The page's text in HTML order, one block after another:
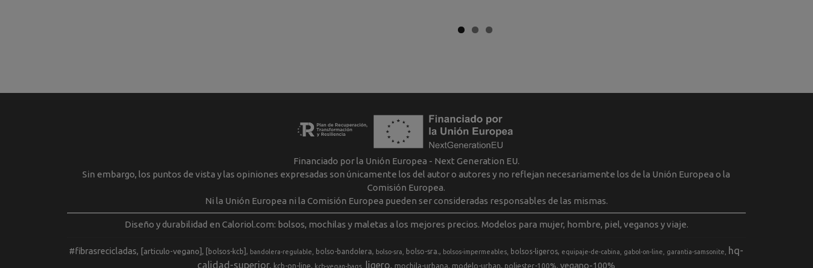
Financiado por la Unión Europea - Next Generation EU.
Sin embargo, los puntos de vista y las opiniones expresadas son únicamente los del autor o autores y no reflejan necesariamente los de la Unión Europea o la
Comisión Europea.
Ni la Unión Europea ni la Comisión Europea pueden ser consideradas responsables de las mismas.
Diseño y durabilidad en Caloriol.com: bolsos, mochilas y maletas a los mejores precios. Modelos para mujer, hombre, piel, veganos y viaje.
#fibrasrecicladas [articulo-vegano] [bolsos-kcb] bandolera-regulable bolso-bandolera bolso-sra bolso-sra. bolsos-impermeables bolsos-ligeros equipaje-de-cabina gabol-on-line garantia-samsonite
hq-
calidad-superior
kcb-on-line kcb-vegan-bags ligero mochila-urbana modelo-urban poliester-100% vegano-100%